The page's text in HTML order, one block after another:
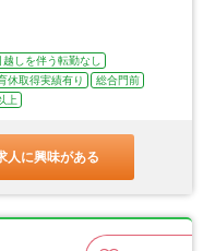
しを伴う転勤なし
休取得実績有り
総合門前
上
人に興味がある